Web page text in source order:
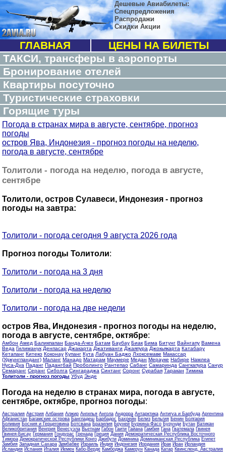
Дешевые Авиабилеты:
Спецпредложения
Распродажи
Скидки Акции
ГЛАВНАЯ
ЦЕНЫ НА БИЛЕТЫ
ТАКСИ, трансферы в аэропорты
Бронирование отелей
Квартиры посуточно
Туристические страховки
Горящие туры
Погода в странах мира в августе, сентябре, прогноз
погоды
остров Ява, Индонезия - прогноз погоды на неделю,
погода в августе, сентябре
Толитоли - погода на неделю, погода в августе,
сентябре
Толитоли, остров Сулавеси, Индонезия - прогноз
погоды на завтра:
Толитоли - погода сегодня 9 августа 2026 года
Прогноз погоды Толитоли:
Толитоли - погода на 3 дня
Толитоли - погода на неделю
Толитоли - погода на две недели
остров Ява, Индонезия - прогноз погоды на неделю,
погода в августе, сентябре, октябре:
Амбон Амед Баликпапан Банда-Ачех Батам Баубау Биак Бима Битунг Вайнгапу Вамена
Веда Гилиманук Денпасар Джакарта Джативанги Джаяпура Джокьякарта Катабару
Кетапанг Китеко Коконау Купанг Кута Лабуан Баджо Лхоксемаве Макассар
(Уджунгпанданг) Маланг Манадо Матарам Маумере Медан Мерауке Набире Намлеа
Нуса-Дуа Паданг Падангбай Проболинго Рантепао Сабанг Самаринда Сангкапура Санур
Семаранг Серанг Сиболга Сингараджа Синтанг Соронг Сурабая Таракан Тимика
Толитоли - прогноз погоды Убуд Энде
Погода на неделю в странах мира, погода в августе,
сентябре, октябре, прогноз погоды:
Австралия Австрия Албания Алжир Ангилья Ангола Андорра Антарктика Антигуа и Барбуда Аргентина
Афганистан Багамские острова Бангладеш Барбадос Бахрейн Белиз Бельгия Бенин Болгария
Боливия Босния и Герцеговина Ботсвана Бразилия Бруней Буркина-Фасо Бурунди Бутан Ватикан
Великобритания Венгрия Венесуэла Вьетнам Габон Гаити Гайана Гамбия Гана Гватемала Гвинея
Гвинея-Бисау Германия Гондурас Гренада Греция Дания Демократическая Республика Восточного
Тимора Демократической Республики Конго Джибути Доминика Доминиканская Республика Египет
Замбия Западная Сахара Зимбабве Израиль Индия Индонезия Иордания Ирак Иран Ирландия
Исландия Испания Италия Йемен Кабо-Верде Камбоджа Камерун Канада Катар Квинсленд, Австралия